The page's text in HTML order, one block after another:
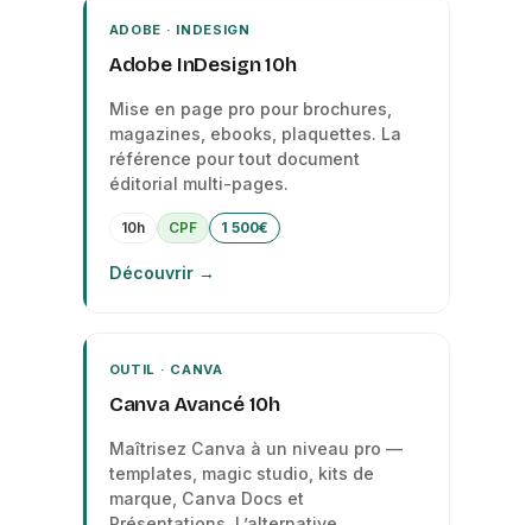
ADOBE · INDESIGN
Adobe InDesign 10h
Mise en page pro pour brochures,
magazines, ebooks, plaquettes. La
référence pour tout document
éditorial multi-pages.
10h CPF 1 500€
Découvrir →
OUTIL · CANVA
Canva Avancé 10h
Maîtrisez Canva à un niveau pro —
templates, magic studio, kits de
marque, Canva Docs et